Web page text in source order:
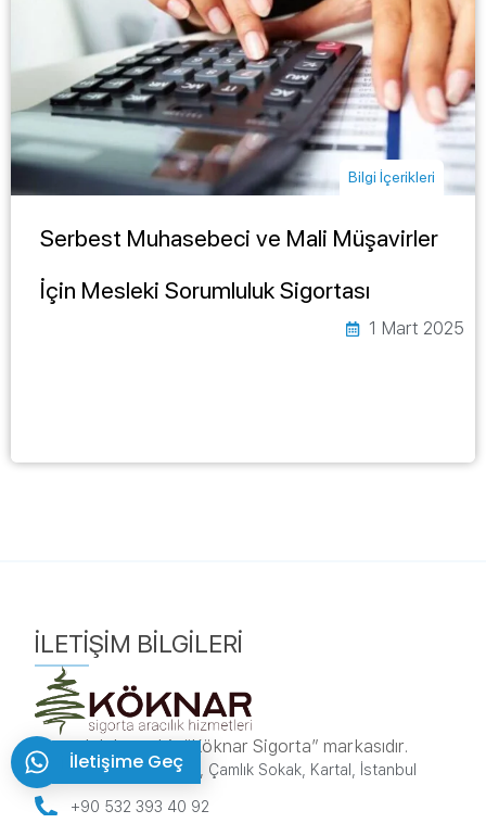
Bilgi İçerikleri
Serbest Muhasebeci ve Mali Müşavirler
İçin Mesleki Sorumluluk Sigortası
1 Mart 2025
İLETIŞIM BILGILERI
sorumluluk.net bir “Köknar Sigorta” markasıdır.
Karlıktepe, 1A/270, Çamlık Sokak, Kartal, İstanbul
+90 532 393 40 92
İletişime Geç